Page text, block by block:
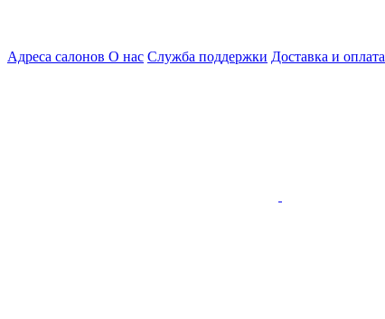
Адреса салонов О нас Служба поддержки Доставка и оплата